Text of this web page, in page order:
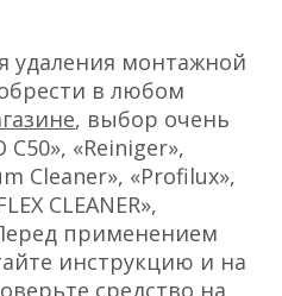
удаления монтажной
в любом
, выбор очень
C50», «Reiniger»,
Cleaner», «Profilux»,
CLEANER»,
применением
инструкцию и на
средство на